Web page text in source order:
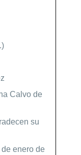
Calvo de
su
enero de